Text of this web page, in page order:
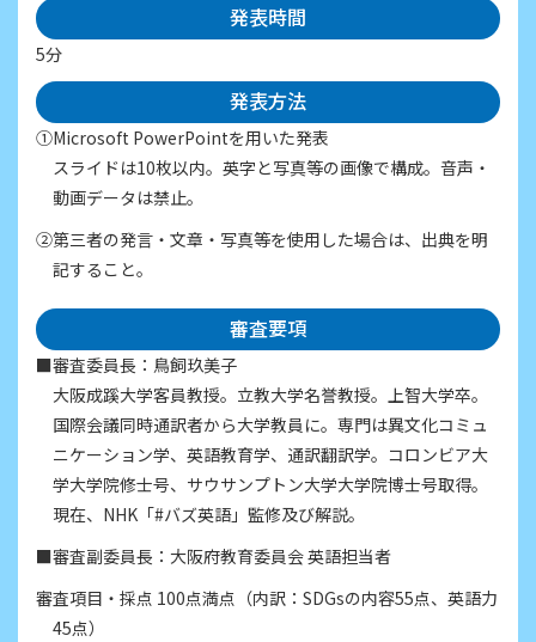
発表時間
5分
発表方法
①Microsoft PowerPointを用いた発表
スライドは10枚以内。英字と写真等の画像で構成。音声・
動画データは禁止。
②第三者の発言・文章・写真等を使用した場合は、出典を明
記すること。
審査要項
■審査委員長：鳥飼玖美子
大阪成蹊大学客員教授。立教大学名誉教授。上智大学卒。
国際会議同時通訳者から大学教員に。専門は異文化コミュ
ニケーション学、英語教育学、通訳翻訳学。コロンビア大
学大学院修士号、サウサンプトン大学大学院博士号取得。
現在、NHK「#バズ英語」監修及び解説。
■審査副委員長：大阪府教育委員会 英語担当者
審査項目・採点 100点満点（内訳：SDGsの内容55点、英語力
45点）